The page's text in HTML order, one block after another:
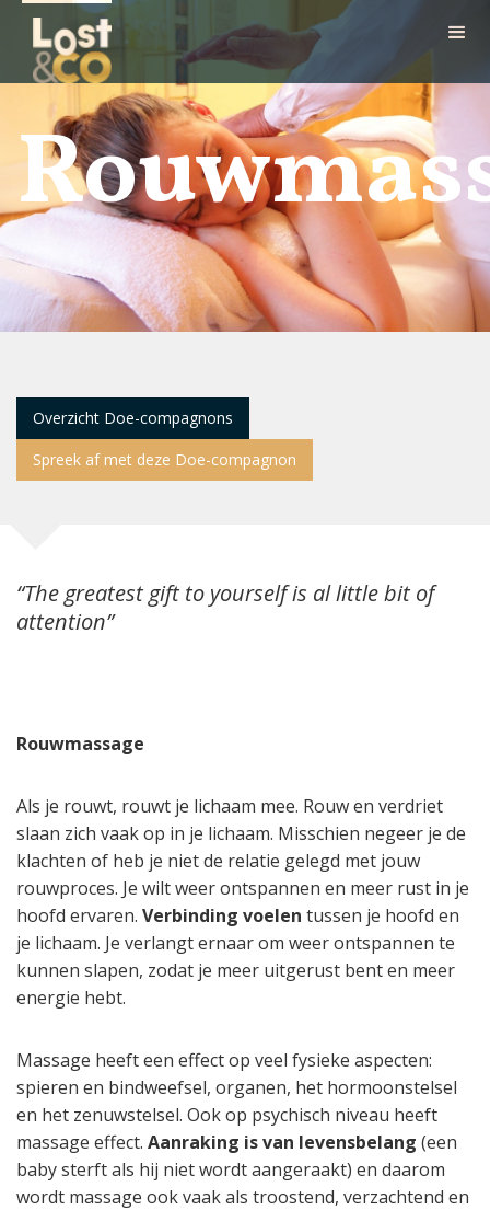
Overzicht Doe-compagnons
Spreek af met deze Doe-compagnon
“The greatest gift to yourself is al little bit of
attention”
Rouwmassage
Als je rouwt, rouwt je lichaam mee. Rouw en verdriet
slaan zich vaak op in je lichaam. Misschien negeer je de
klachten of heb je niet de relatie gelegd met jouw
rouwproces. Je wilt weer ontspannen en meer rust in je
hoofd ervaren. Verbinding voelen tussen je hoofd en
je lichaam. Je verlangt ernaar om weer ontspannen te
kunnen slapen, zodat je meer uitgerust bent en meer
energie hebt.
Massage heeft een effect op veel fysieke aspecten:
spieren en bindweefsel, organen, het hormoonstelsel
en het zenuwstelsel. Ook op psychisch niveau heeft
massage effect. Aanraking is van levensbelang (een
baby sterft als hij niet wordt aangeraakt) en daarom
wordt massage ook vaak als troostend, verzachtend en